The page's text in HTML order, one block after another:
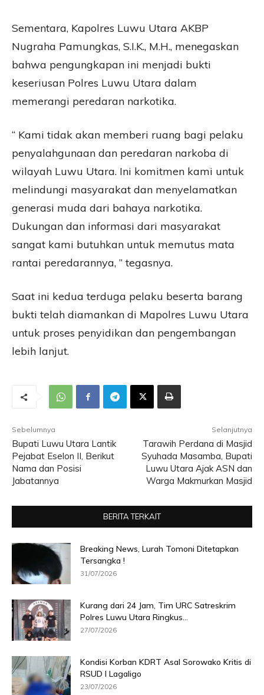
Sementara, Kapolres Luwu Utara AKBP
Nugraha Pamungkas, S.I.K., M.H., menegaskan
bahwa pengungkapan ini menjadi bukti
keseriusan Polres Luwu Utara dalam
memerangi peredaran narkotika.
“ Kami tidak akan memberi ruang bagi pelaku
penyalahgunaan dan peredaran narkoba di
wilayah Luwu Utara. Ini komitmen kami untuk
melindungi masyarakat dan menyelamatkan
generasi muda dari bahaya narkotika.
Dukungan dan informasi dari masyarakat
sangat kami butuhkan untuk memutus mata
rantai peredarannya, ” tegasnya.
Saat ini kedua terduga pelaku beserta barang
bukti telah diamankan di Mapolres Luwu Utara
untuk proses penyidikan dan pengembangan
lebih lanjut.
Sebelumnya
Bupati Luwu Utara Lantik
Pejabat Eselon II, Berikut
Nama dan Posisi
Jabatannya
Selanjutnya
Tarawih Perdana di Masjid
Syuhada Masamba, Bupati
Luwu Utara Ajak ASN dan
Warga Makmurkan Masjid
BERITA TERKAIT
Breaking News, Lurah Tomoni Ditetapkan
Tersangka !
31/07/2026
Kurang dari 24 Jam, Tim URC Satreskrim
Polres Luwu Utara Ringkus...
27/07/2026
Kondisi Korban KDRT Asal Sorowako Kritis di
RSUD I Lagaligo
23/07/2026